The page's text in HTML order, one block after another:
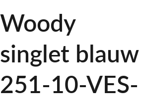
Woody
singlet blauw
251-10-VES-